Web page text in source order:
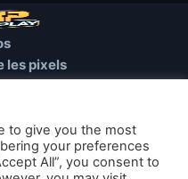
les pixels
traceurs
droits réservés
to give you the most
your preferences
All”, you consent to